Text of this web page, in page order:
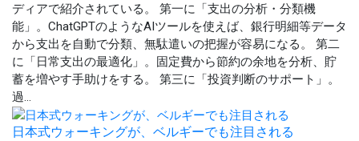
ディアで紹介されている。 第一に「支出の分析・分類機
能」。ChatGPTのようなAIツールを使えば、銀行明細等データ
から支出を自動で分類、無駄遣いの把握が容易になる。 第二
に「日常支出の最適化」。固定費から節約の余地を分析、貯
蓄を増やす手助けをする。 第三に「投資判断のサポート」。
過...
日本式ウォーキングが、ベルギーでも注目される